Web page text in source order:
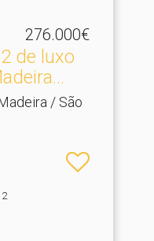
276.000€
de luxo
/ São
2